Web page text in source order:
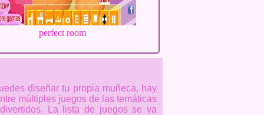
perfect room
diseñar tu propia muñeca, hay
múltiples juegos de las temáticas
La lista de juegos se va